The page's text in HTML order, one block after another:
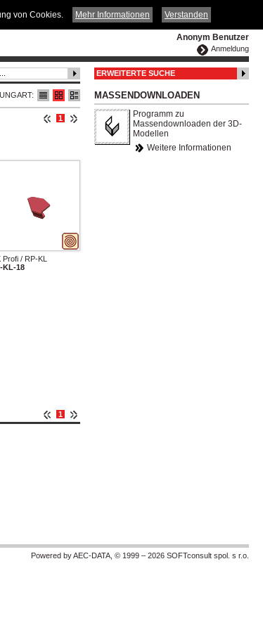
ČESKY ENGLISH DEUTSCH
Anonym Benutzer
Anmeldung
1
Profi / RP-KL
KL-18
1
ERWEITERTE SUCHE
MASSENDOWNLOADEN
Programm zu
Massendownloaden der 3D-
Modellen
Weitere Informationen
Powered by AEC-DATA, © 1999 – 2026 SOFTconsult spol. s r.o.
von Cookies. Mehr Informationen Verstanden